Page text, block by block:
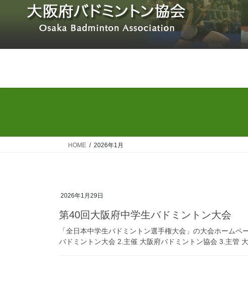
キ
に
HOME 2026年1月
2026年1月29日
第40回大阪府中学生バドミントン大会
「全日本中学生バドミントン選手権大会」の大会ホーム
バドミントン大会 2.主催 大阪府バドミントン協会 3.主管